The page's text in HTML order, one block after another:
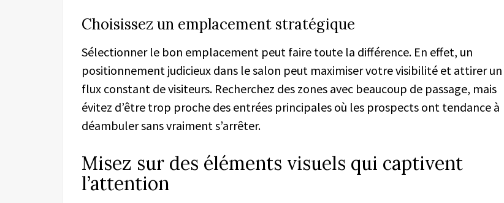
Choisissez un emplacement stratégique
Sélectionner le bon emplacement peut faire toute la différence. En effet, un
positionnement judicieux dans le salon peut maximiser votre visibilité et attirer un
flux constant de visiteurs. Recherchez des zones avec beaucoup de passage, mais
évitez d’être trop proche des entrées principales où les prospects ont tendance à
déambuler sans vraiment s’arrêter.
Misez sur des éléments visuels qui captivent
l’attention